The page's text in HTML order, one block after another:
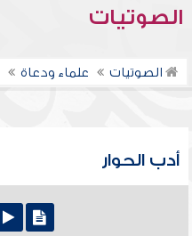
الصوتيات
الصوتيات علماء ودعاة
أدب الحوار